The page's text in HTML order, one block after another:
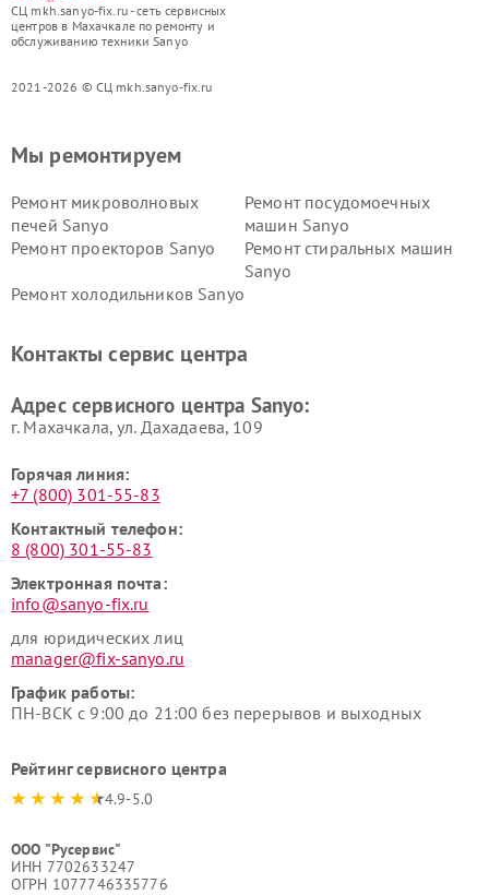
СЦ mkh.sanyo-fix.ru - сеть сервисных
центров в Махачкале по ремонту и
обслуживанию техники Sanyo
2021-2026 © СЦ mkh.sanyo-fix.ru
Мы ремонтируем
Ремонт микроволновых
печей Sanyo
Ремонт посудомоечных
машин Sanyo
Ремонт проекторов Sanyo
Ремонт стиральных машин
Sanyo
Ремонт холодильников Sanyo
Контакты сервис центра
Адрес сервисного центра Sanyo:
г. Махачкала, ул. Дахадаева, 109
Горячая линия:
+7 (800) 301-55-83
Контактный телефон:
8 (800) 301-55-83
Электронная почта:
info@sanyo-fix.ru
для юридических лиц
manager@fix-sanyo.ru
График работы:
ПН-ВСК с 9:00 до 21:00 без перерывов и выходных
Рейтинг сервисного центра
4.9-5.0
ООО "Русервис"
ИНН 7702633247
ОГРН 1077746335776